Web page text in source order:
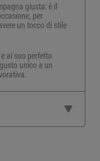
giusta: è il
per
un tocco di stile
al suo perfetto
unico a un